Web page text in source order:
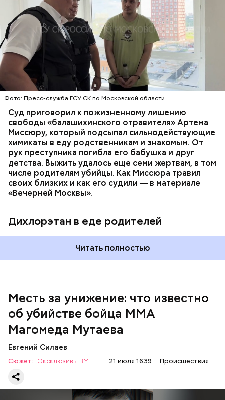
Фото: Пресс-служба ГСУ СК по Московской области
Суд приговорил к пожизненному лишению
свободы «балашихинского отравителя» Артема
Миссюру, который подсыпал сильнодействующие
химикаты в еду родственникам и знакомым. От
рук преступника погибла его бабушка и друг
детства. Выжить удалось еще семи жертвам, в том
числе родителям убийцы. Как Миссюра травил
своих близких и как его судили — в материале
«Вечерней Москвы».
Дихлорэтан в еде родителей
Все началось в июне, когда двое супругов
обратились в местную больницу с жалобами на
плохое самочувствие. Врачи не смогли поставить
им точный диагноз, после чего анализы
потерпевших направили на экспертизу. В них
специалисты обнаружили сильнодействующий
химикат дихлорэтан, который не мог попасть в
организм супругов случайно. То же самое вещество
нашли в еде, изъятой из квартиры пострадавших.
Видео: пресс-служба ГСУ СК по Московской области
Читать полностью
ОТРАВЛЕНИЯ БАЛАШИХА
РОДИТЕЛИ
СЛЕДСТВЕННЫЙ КОМИТЕТ
ЭКСПЕРТИЗЫ
Месть за унижение: что известно
об убийстве бойца ММА
Магомеда Мутаева
Евгений Силаев
Сюжет: Эксклюзивы ВМ 21 июля 16:39 Происшествия
двум статьям: «Убийство» и «Незаконный оборот
оружия». Расследование уголовного дела
контроль
России Александр Бастрыкин.
— Личность подозреваемого установлена,
полицией принимаются меры к задержанию, —
Республике Дагестан.
Стражи порядка отправились в село Чанко, где
может скрываться вероятный злоумышленник.
Параллельно с этим в Махачкале объявлен план
«Перехват». Въезд и выезд в город перекрыты.
Помимо этого, полицейские патрулируют улицы,
железнодорожный вокзал и аэропорт.